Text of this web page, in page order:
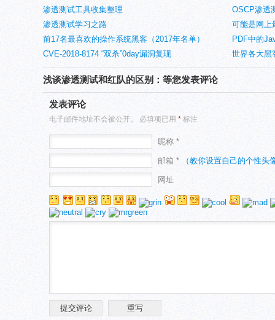
渗透测试工具收集整理
OSCP渗透
渗透测试学习之路
可能是网上
华整理】
前17名最喜欢的操作系统黑客（2017年名单）
PDF中的
CVE-2018-8174 “双杀”0day漏洞复现
世界各大黑
浅谈渗透测试和红队的区别：等您发表评论
发表评论
电子邮件地址不会被公开。 必填项已用 * 标注
昵称 *
邮箱 * （教你设置自己的个性头
网址